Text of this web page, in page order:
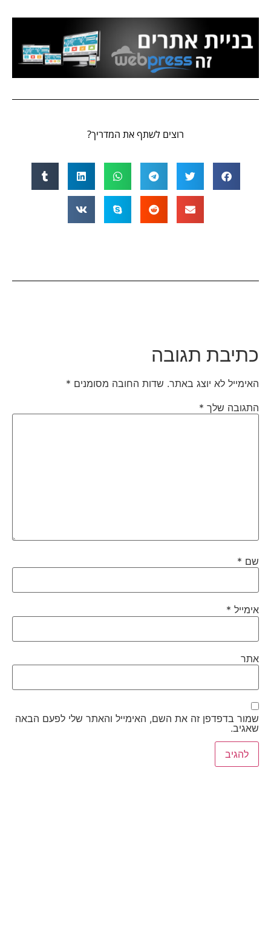
רוצים לשתף את המדריך?
כתיבת תגובה
האימייל לא יוצג באתר. שדות החובה מסומנים*
התגובה שלך*
שם*
אימייל*
אתר
שמור בדפדפן זה את השם, האימייל והאתר שלי לפעם הבאה
שאגיב.